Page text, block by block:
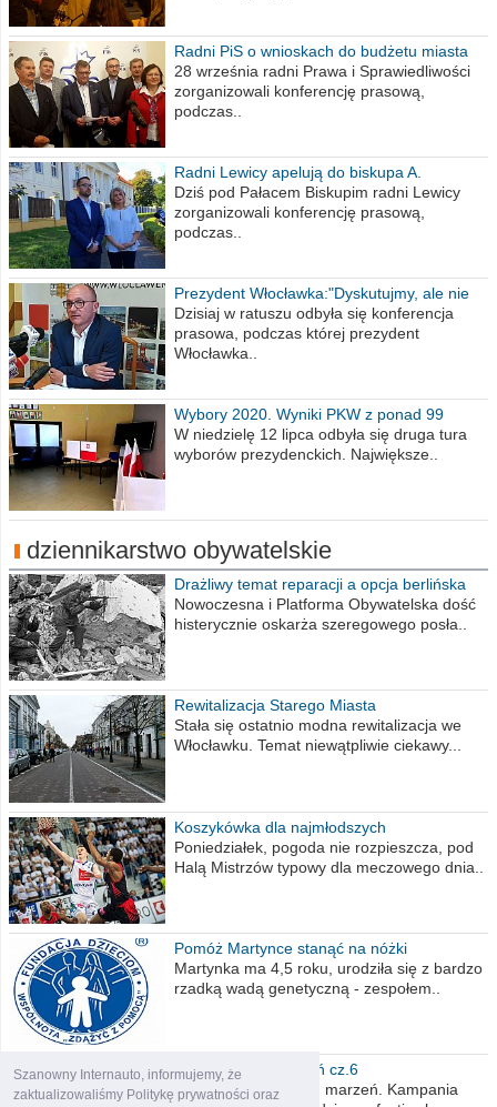
Szanowny Internauto, informujemy, że
zaktualizowaliśmy Politykę prywatności oraz
Radni PiS o wnioskach do budżetu miasta
na 2021 rok
28 września radni Prawa i Sprawiedliwości
zorganizowali konferencję prasową,
podczas..
Radni Lewicy apelują do biskupa A.
Wiesława Meringa
Dziś pod Pałacem Biskupim radni Lewicy
zorganizowali konferencję prasową,
podczas..
Prezydent Włocławka:"Dyskutujmy, ale nie
obrażajmy się”
Dzisiaj w ratuszu odbyła się konferencja
prasowa, podczas której prezydent
Włocławka..
Wybory 2020. Wyniki PKW z ponad 99
procent obwodów
W niedzielę 12 lipca odbyła się druga tura
wyborów prezydenckich. Największe..
dziennikarstwo obywatelskie
Drażliwy temat reparacji a opcja berlińska
Nowoczesna i Platforma Obywatelska dość
histerycznie oskarża szeregowego posła..
Rewitalizacja Starego Miasta
Stała się ostatnio modna rewitalizacja we
Włocławku. Temat niewątpliwie ciekawy...
Koszykówka dla najmłodszych
Poniedziałek, pogoda nie rozpieszcza, pod
Halą Mistrzów typowy dla meczowego dnia..
Pomóż Martynce stanąć na nóżki
Martynka ma 4,5 roku, urodziła się z bardzo
rzadką wadą genetyczną - zespołem..
Polska moich marzeń cz.6
Nadszedł kres moich marzeń. Kampania